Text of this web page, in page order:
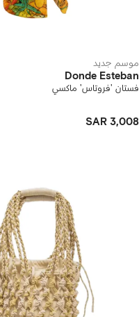
موسم جديد
Donde Esteban
فستان 'فروتاس' ماكسي
SAR 3,008